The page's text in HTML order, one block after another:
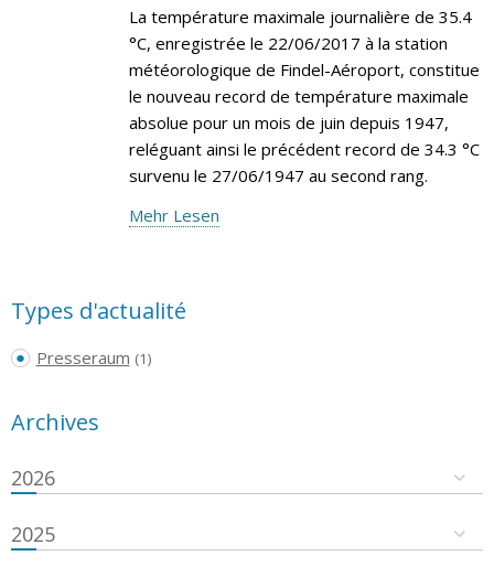
La température maximale journalière de 35.4
°C, enregistrée le 22/06/2017 à la station
météorologique de Findel-Aéroport, constitue
le nouveau record de température maximale
absolue pour un mois de juin depuis 1947,
reléguant ainsi le précédent record de 34.3 °C
survenu le 27/06/1947 au second rang.
Mehr Lesen
Types d'actualité
Presseraum (1)
Archives
2026
2025